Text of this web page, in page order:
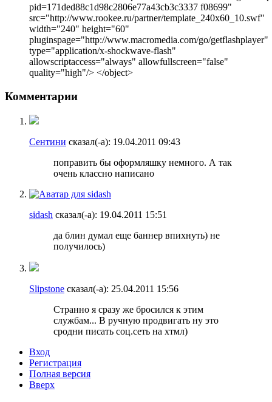
pid=171ded88c1d98c2806e77a43cb3c3337 f08699"
src="http://www.rookee.ru/partner/template_240x60_10.swf"
width="240" height="60"
pluginspage="http://www.macromedia.com/go/getflashplayer"
type="application/x-shockwave-flash"
allowscriptaccess="always" allowfullscreen="false"
quality="high"/> </object>
Комментарии
Сентини сказал(-а): 19.04.2011 09:43
поправить бы оформляшку немного. А так
очень классно написано
sidash сказал(-а): 19.04.2011 15:51
да блин думал еще баннер впихнуть) не
получилось)
Slipstone сказал(-а): 25.04.2011 15:56
Странно я сразу же бросился к этим
службам... В ручную продвигать ну это
сродни писать соц.сеть на хтмл)
Вход
Регистрация
Полная версия
Вверх